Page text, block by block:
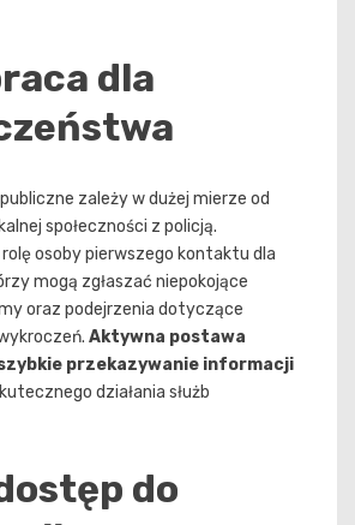
dla
zależy w dużej mierze od
społeczności z policją.
rolę osoby pierwszego kontaktu dla
mogą zgłaszać niepokojące
oraz podejrzenia dotyczące
Aktywna postawa
przekazywanie informacji
działania służb
do